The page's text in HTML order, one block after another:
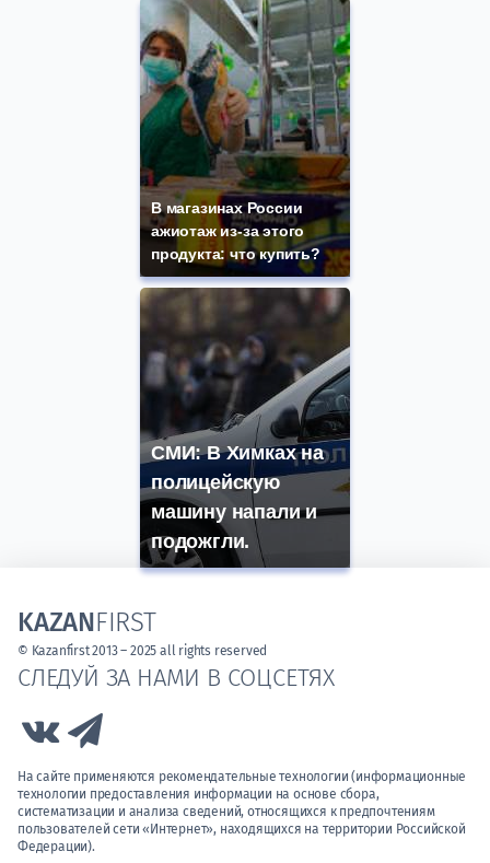
В магазинах России
ажиотаж из-за этого
продукта: что купить?
СМИ: В Химках на
полицейскую
машину напали и
подожгли.
СЛЕДУЙ ЗА НАМИ В СОЦСЕТЯХ
Link to Vk
На сайте применяются рекомендательные технологии (информационные
технологии предоставления информации на основе сбора,
систематизации и анализа сведений, относящихся к предпочтениям
пользователей сети «Интернет», находящихся на территории Российской
Федерации).
KAZANFIRST
© Kazanfirst 2013 – 2025 all rights reserved